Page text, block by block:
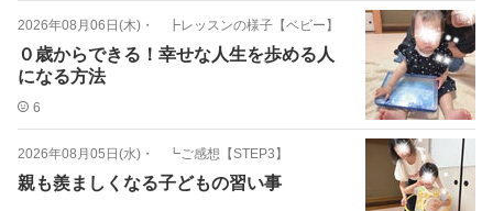
2026年08月06日(木) ・ ┣レッスンの様子【ベビー】
０歳からできる！幸せな人生を歩める人
になる方法
6
2026年08月05日(水) ・ ┗ご感想【STEP3】
親も羨ましくなる子どもの習い事